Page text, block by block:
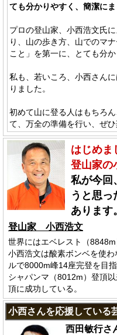
ても分かりやすく、簡潔にま
プロの登山家、小西浩文氏
り、山の歩き方、山でのマ
こと」を第一に、とても分
私も、若いころ、小西さん
りました。
初めて山に登る人はもちろ
て、万全の準備を行い、ぜ
はじめま
登山家の
私が今回
うと思っ
あります。
登山家 小西浩文
世界にはエベレスト（
小西浩文は酸素ボンベを使
ルで8000m峰14座完登を目
シャパンマ（8012m）登頂
頂に成功している。
小西さんを応援している
西田敏行さ